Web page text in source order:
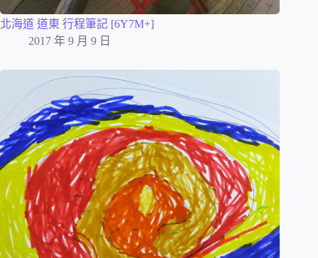
北海道 道東 行程筆記 [6Y7M+]
2017 年 9 月 9 日